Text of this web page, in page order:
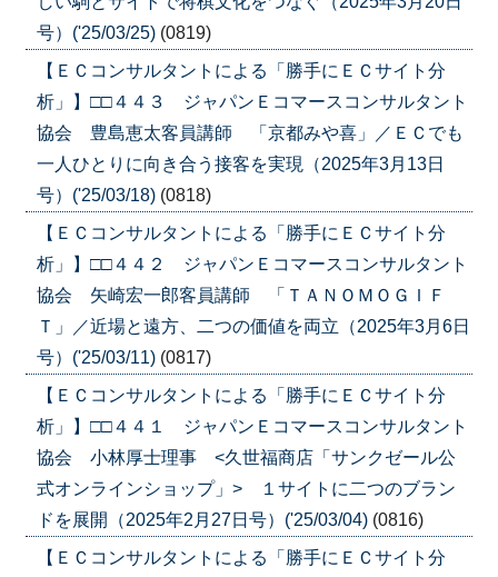
号）('25/03/25) (0819)
【ＥＣコンサルタントによる「勝手にＥＣサイト分
析」】□□４４３ ジャパンＥコマースコンサルタント
協会 豊島恵太客員講師 「京都みや喜」／ＥＣでも
一人ひとりに向き合う接客を実現（2025年3月13日
号）('25/03/18) (0818)
【ＥＣコンサルタントによる「勝手にＥＣサイト分
析」】□□４４２ ジャパンＥコマースコンサルタント
協会 矢崎宏一郎客員講師 「ＴＡＮＯＭＯＧＩＦ
Ｔ」／近場と遠方、二つの価値を両立（2025年3月6日
号）('25/03/11) (0817)
【ＥＣコンサルタントによる「勝手にＥＣサイト分
析」】□□４４１ ジャパンＥコマースコンサルタント
協会 小林厚士理事 <久世福商店「サンクゼール公
式オンラインショップ」> １サイトに二つのブラン
ドを展開（2025年2月27日号）('25/03/04) (0816)
【ＥＣコンサルタントによる「勝手にＥＣサイト分